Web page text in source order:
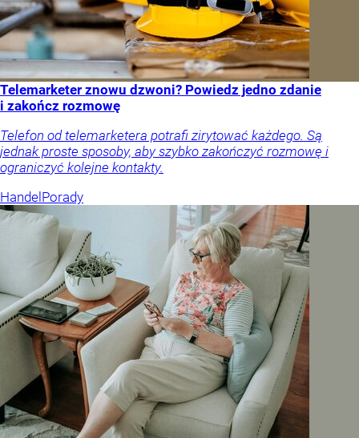
Telemarketer znowu dzwoni? Powiedz jedno zdanie
i zakończ rozmowę
Telefon od telemarketera potrafi zirytować każdego. Są
jednak proste sposoby, aby szybko zakończyć rozmowę i
ograniczyć kolejne kontakty.
Handel Porady